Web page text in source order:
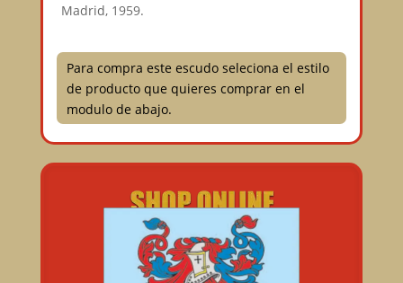
Madrid, 1959.
Para compra este escudo seleciona el estilo
de producto que quieres comprar en el
modulo de abajo.